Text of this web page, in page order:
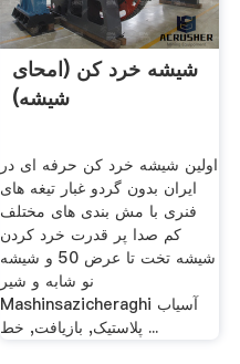
شیشه خرد کن (امحای
شیشه)
اولین شیشه خرد کن حرفه ای در
ایران بدون گردو غبار تیغه های
فنری با مش بندی های مختلف
کم صدا پر قدرت خرد کردن
شیشه تخت تا عرض 50 و شیشه
نو شابه و شیر
Mashinsazicheraghi آسیاب
پلاستیک, بازیافت, خط ...